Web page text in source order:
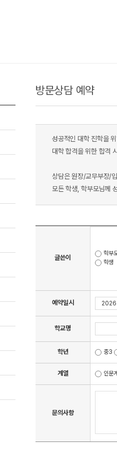
2027 반수반
2027 파이널 정규반
N
2027 N수 예체능반
2027 지역의사제 특별반
2027 N수 정규반
Fit
방문상담 예약
성공적인 대학 진학을
대학 합격을 위한 합격
상담은 원장/교무부장/
모든 학생, 학부모님께
글쓴이
학부
학생
예약일시
학교명
학년 중3
계열 인문
문의사항